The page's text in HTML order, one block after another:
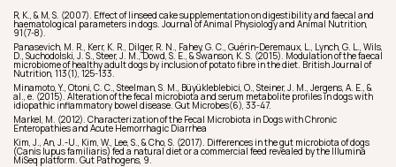
R, K., & M, S. (2007). Effect of linseed cake supplementation on digestibility and faecal and
haematological parameters in dogs. Journal of Animal Physiology and Animal Nutrition,
91(7-8).
Panasevich, M. R., Kerr, K. R., Dilger, R. N., Fahey, G. C., Guérin-Deremaux, L., Lynch, G. L., Wils,
D., Suchodolski, J. S., Steer, J. M., Dowd, S. E., & Swanson, K. S. (2015). Modulation of the faecal
microbiome of healthy adult dogs by inclusion of potato fibre in the diet. British Journal of
Nutrition, 113(1), 125-133.
Minamoto, Y., Otoni, C. C., Steelman, S. M., Büyükleblebici, O., Steiner, J. M., Jergens, A. E., &
al., e. (2015). Alteration of the fecal microbiota and serum metabolite profiles in dogs with
idiopathic inflammatory bowel disease. Gut Microbes(6), 33-47.
Markel, M. (2012). Characterization of the Fecal Microbiota in Dogs with Chronic
Enteropathies and Acute Hemorrhagic Diarrhea
Kim, J., An, J.-U., Kim, W., Lee, S., & Cho, S. (2017). Differences in the gut microbiota of dogs
(Canis lupus familiaris) fed a natural diet or a commercial feed revealed by the Illumina
MiSeq platform. Gut Pathogens, 9.